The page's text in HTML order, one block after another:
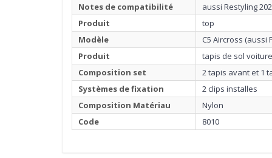
Notes de compatibilité
aussi Restyling
Produit
top
Modèle
C5 Aircross (aussi
Produit
tapis de sol
Composition set
2 tapis avant et 1
Systèmes de fixation
2 clips installes
Composition Matériau
Nylon
Code
8010